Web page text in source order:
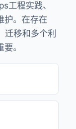
工程实践、
护。在存在
迁移和多个利
。